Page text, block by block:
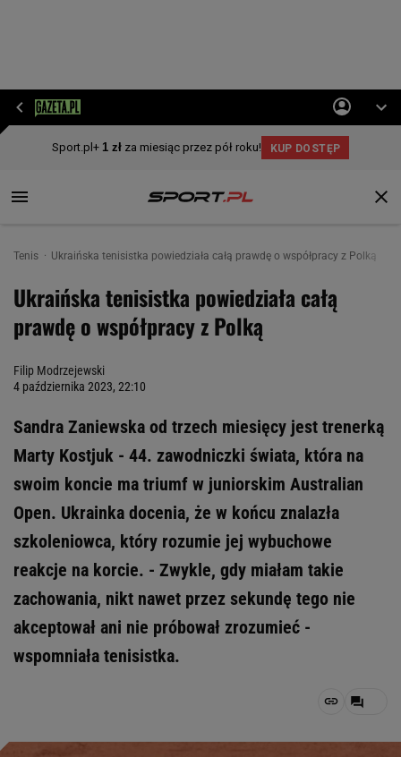
Tenis Ukraińska tenisistka powiedziała całą prawdę o współpracy z Polką
Ukraińska tenisistka powiedziała całą
prawdę o współpracy z Polką
Filip Modrzejewski
4 października 2023, 22:10
Sandra Zaniewska od trzech miesięcy jest trenerką
Marty Kostjuk - 44. zawodniczki świata, która na
swoim koncie ma triumf w juniorskim Australian
Open. Ukrainka docenia, że w końcu znalazła
szkoleniowca, który rozumie jej wybuchowe
reakcje na korcie. - Zwykle, gdy miałam takie
zachowania, nikt nawet przez sekundę tego nie
akceptował ani nie próbował zrozumieć -
wspomniała tenisistka.